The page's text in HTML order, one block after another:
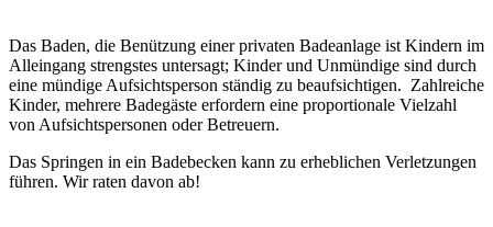
Das Baden, die Benützung einer privaten Badeanlage ist Kindern im
Alleingang strengstes untersagt; Kinder und Unmündige sind durch
eine mündige Aufsichtsperson ständig zu beaufsichtigen. Zahlreiche
Kinder, mehrere Badegäste erfordern eine proportionale Vielzahl
von Aufsichtspersonen oder Betreuern.
Das Springen in ein Badebecken kann zu erheblichen Verletzungen
führen. Wir raten davon ab!